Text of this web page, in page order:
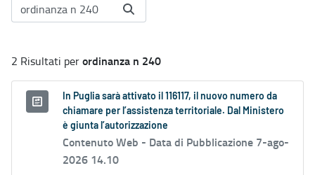
2 Risultati perordinanza n 240
In Puglia sarà attivato il 116117, il nuovo numero da
chiamare per l’assistenza territoriale. Dal Ministero
è giunta l’autorizzazione
Contenuto Web - Data di Pubblicazione 7-ago-
2026 14.10